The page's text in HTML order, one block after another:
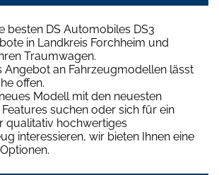
besten DS Automobiles DS3
in Landkreis Forchheim und
Traumwagen.
Angebot an Fahrzeugmodellen lässt
offen.
Modell mit den neuesten
suchen oder sich für ein
qualitativ hochwertiges
interessieren, wir bieten Ihnen eine